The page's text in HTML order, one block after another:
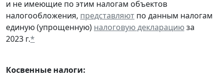
и не имеющие по этим налогам объектов
налогообложения, представляют по данным налогам
единую (упрощенную) налоговую декларациюза
2023 г.*
Косвенные налоги: